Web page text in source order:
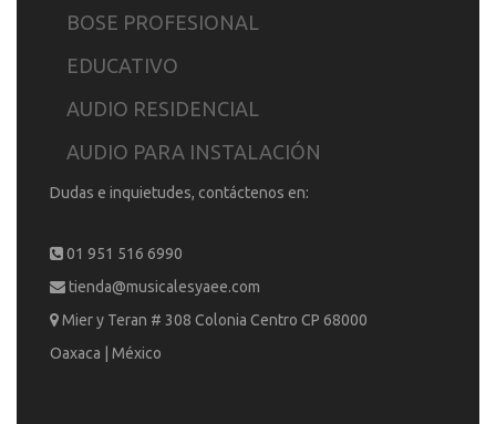
BOSE PROFESIONAL
EDUCATIVO
AUDIO RESIDENCIAL
AUDIO PARA INSTALACIÓN
Dudas e inquietudes, contáctenos en:
01 951 516 6990
tienda@musicalesyaee.com
Mier y Teran # 308 Colonia Centro CP 68000
Oaxaca | México